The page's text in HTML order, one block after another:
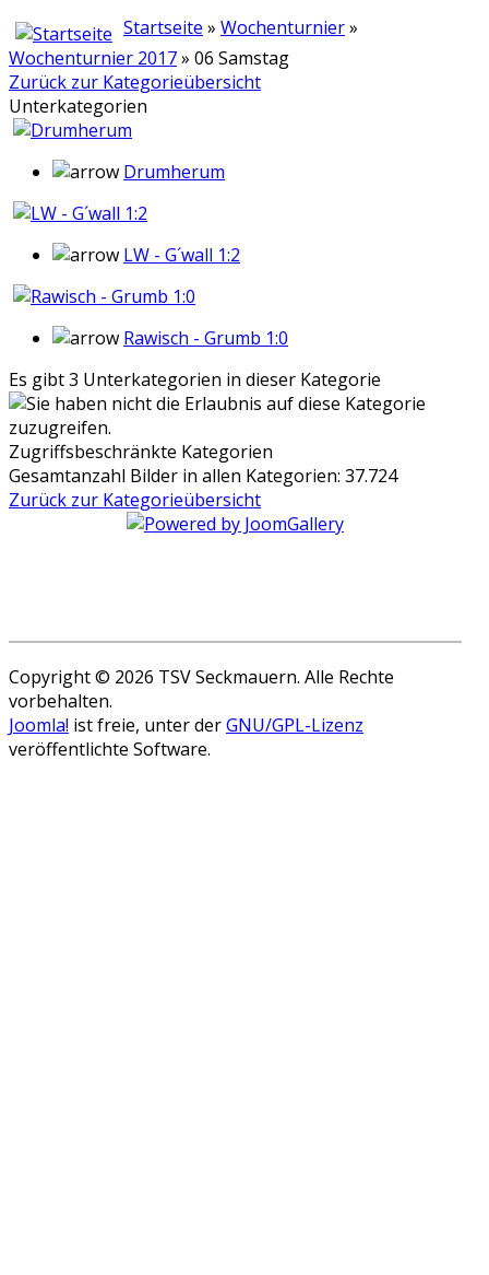
Startseite » Wochenturnier»
Wochenturnier 2017» 06 Samstag
Zurück zur Kategorieübersicht
Unterkategorien
Drumherum
LW - G´wall 1:2
Rawisch - Grumb 1:0
Es gibt 3 Unterkategorien in dieser Kategorie
Zugriffsbeschränkte Kategorien
Gesamtanzahl Bilder in allen Kategorien: 37.724
Zurück zur Kategorieübersicht
Copyright © 2026 TSV Seckmauern. Alle Rechte
vorbehalten.
Joomla! ist freie, unter derGNU/GPL-Lizenz
veröffentlichte Software.